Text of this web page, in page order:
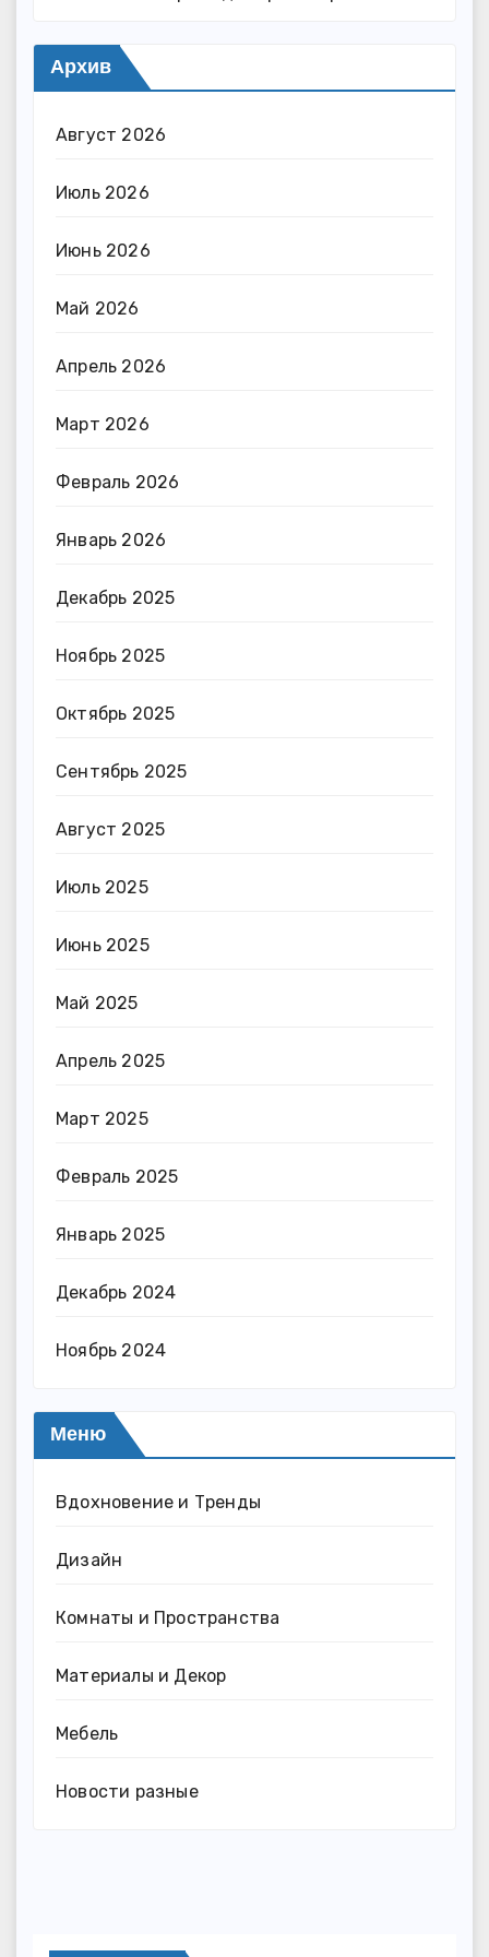
Архив
Август 2026
Июль 2026
Июнь 2026
Май 2026
Апрель 2026
Март 2026
Февраль 2026
Январь 2026
Декабрь 2025
Ноябрь 2025
Октябрь 2025
Сентябрь 2025
Август 2025
Июль 2025
Июнь 2025
Май 2025
Апрель 2025
Март 2025
Февраль 2025
Январь 2025
Декабрь 2024
Ноябрь 2024
Меню
Вдохновение и Тренды
Дизайн
Комнаты и Пространства
Материалы и Декор
Мебель
Новости разные